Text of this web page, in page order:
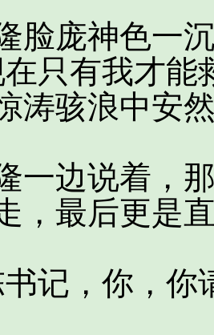
庞神色一沉
只有我才
涛骇浪中安
边说着，那
，最后更是
，你，你